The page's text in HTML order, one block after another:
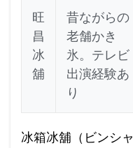
旺
昌
冰
舖
昔ながらの
老舗かき
氷。テレビ
出演経験あ
り
冰箱冰舖（ビンシ